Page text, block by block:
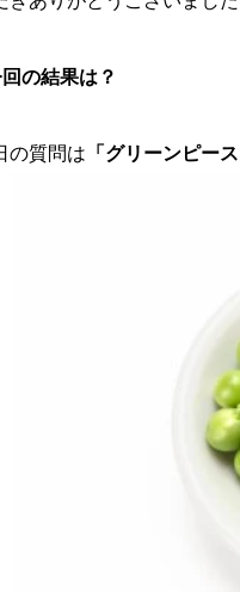
の結果は？
の質問は 「グリーンピー